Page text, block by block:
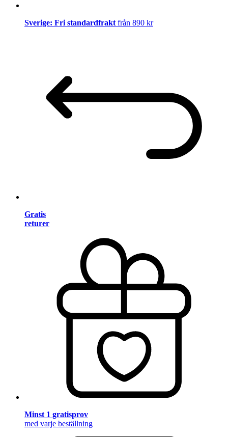
Sverige: Fri standardfrakt från 890 kr
Gratis
returer
Minst 1 gratisprov
med varje beställning